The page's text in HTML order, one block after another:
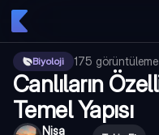
Biyoloji 175 görüntüleme
Canlıların
Temel Yapısı
Nisa